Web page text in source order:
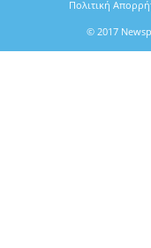
Πολιτική
© 2017